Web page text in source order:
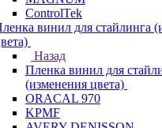
ControlTek
винил для стайлинга
Назад
Пленка винил для
(изменения цвета)
ORACAL 970
KPMF